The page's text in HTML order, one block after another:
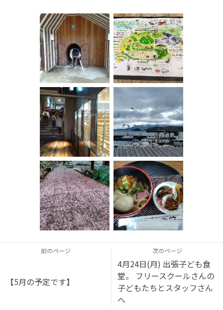
前のページ
【5月の予定です】
次のページ
4月24日(月) 出張子ども食
堂。 フリースクールさんの
子どもたちとスタッフさん
へ